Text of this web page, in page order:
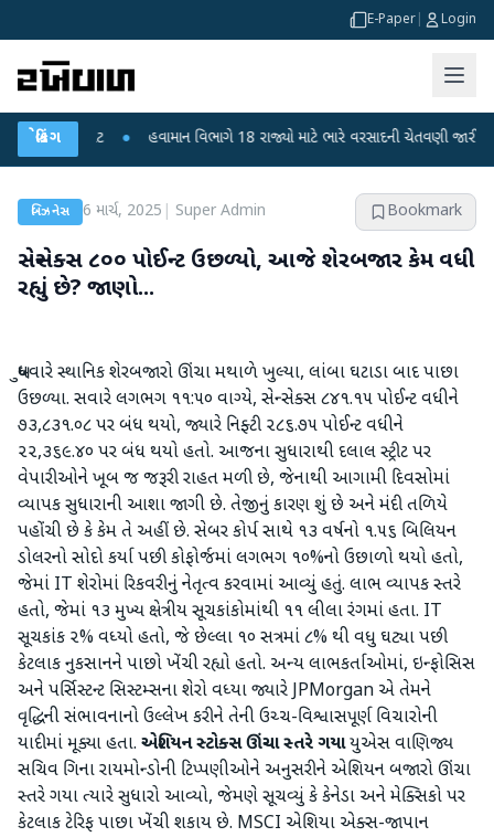
E-Paper Login
બ્રેકિંગ
ફફડાટ હવામાન વિભાગે 18 રાજ્યો માટે ભારે વરસાદની ચેતવણી જારી કરી ●
બિઝનેસ 6 માર્ચ, 2025 Super Admin Bookmark
સેન્સેક્સ ૮૦૦ પોઈન્ટ ઉછળ્યો, આજે શેરબજાર કેમ વધી
રહ્યું છે? જાણો...
બુધવારે સ્થાનિક શેરબજારો ઊંચા મથાળે ખુલ્યા, લાંબા ઘટાડા બાદ પાછા
ઉછળ્યા. સવારે લગભગ ૧૧:૫૦ વાગ્યે, સેન્સેક્સ ૮૪૧.૧૫ પોઈન્ટ વધીને
૭૩,૮૩૧.૦૮ પર બંધ થયો, જ્યારે નિફ્ટી ૨૮૬.૭૫ પોઈન્ટ વધીને
૨૨,૩૬૯.૪૦ પર બંધ થયો હતો. આજના સુધારાથી દલાલ સ્ટ્રીટ પર
વેપારીઓને ખૂબ જ જરૂરી રાહત મળી છે, જેનાથી આગામી દિવસોમાં
વ્યાપક સુધારાની આશા જાગી છે. તેજીનું કારણ શું છે અને મંદી તળિયે
પહોંચી છે કે કેમ તે અહીં છે. સેબર કોર્પ સાથે ૧૩ વર્ષનો ૧.૫૬ બિલિયન
ડોલરનો સોદો કર્યા પછી કોફોર્જમાં લગભગ ૧૦%નો ઉછાળો થયો હતો,
જેમાં IT શેરોમાં રિકવરીનું નેતૃત્વ કરવામાં આવ્યું હતું. લાભ વ્યાપક સ્તરે
હતો, જેમાં ૧૩ મુખ્ય ક્ષેત્રીય સૂચકાંકોમાંથી ૧૧ લીલા રંગમાં હતા. IT
સૂચકાંક ૨% વધ્યો હતો, જે છેલ્લા ૧૦ સત્રમાં ૮% થી વધુ ઘટ્યા પછી
કેટલાક નુકસાનને પાછો ખેંચી રહ્યો હતો. અન્ય લાભકર્તાઓમાં, ઇન્ફોસિસ
અને પર્સિસ્ટન્ટ સિસ્ટમ્સના શેરો વધ્યા જ્યારે JPMorgan એ તેમને
વૃદ્ધિની સંભાવનાનો ઉલ્લેખ કરીને તેની ઉચ્ચ-વિશ્વાસપૂર્ણ વિચારોની
યાદીમાં મૂક્યા હતા. એશિયન સ્ટોક્સ ઊંચા સ્તરે ગયાયુએસ વાણિજ્ય
સચિવ ગિના રાયમોન્ડોની ટિપ્પણીઓને અનુસરીને એશિયન બજારો ઊંચા
સ્તરે ગયા ત્યારે સુધારો આવ્યો, જેમણે સૂચવ્યું કે કેનેડા અને મેક્સિકો પર
કેટલાક ટેરિફ પાછા ખેંચી શકાય છે. MSCI એશિયા એક્સ-જાપાન